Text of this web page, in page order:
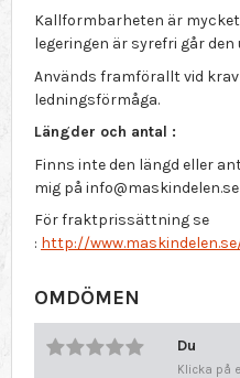
Kallformbarheten är
legeringen är syrefri går
Används framförallt vid
ledningsförmåga.
Längder och antal :
Finns inte den längd eller
mig på
För fraktprissättning se
: http://
OMDÖMEN
Du
Klicka på